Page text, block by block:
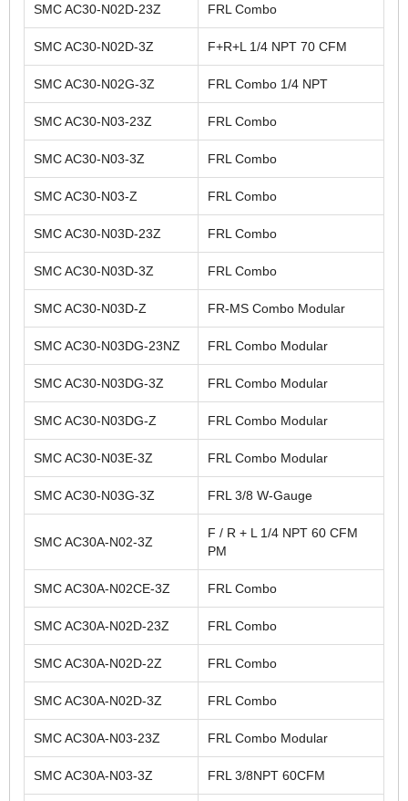
SMC AC30-N02D-23Z FRL Combo
SMC AC30-N02D-3Z F+R+L 1/4 NPT 70 CFM
SMC AC30-N02G-3Z FRL Combo 1/4 NPT
SMC AC30-N03-23Z FRL Combo
SMC AC30-N03-3Z FRL Combo
SMC AC30-N03-Z FRL Combo
SMC AC30-N03D-23Z FRL Combo
SMC AC30-N03D-3Z FRL Combo
SMC AC30-N03D-Z FR-MS Combo Modular
SMC AC30-N03DG-23NZ FRL Combo Modular
SMC AC30-N03DG-3Z FRL Combo Modular
SMC AC30-N03DG-Z FRL Combo Modular
SMC AC30-N03E-3Z FRL Combo Modular
SMC AC30-N03G-3Z FRL 3/8 W-Gauge
SMC AC30A-N02-3Z
F / R + L 1/4 NPT 60 CFM
PM
SMC AC30A-N02CE-3Z FRL Combo
SMC AC30A-N02D-23Z FRL Combo
SMC AC30A-N02D-2Z FRL Combo
SMC AC30A-N02D-3Z FRL Combo
SMC AC30A-N03-23Z FRL Combo Modular
SMC AC30A-N03-3Z FRL 3/8NPT 60CFM